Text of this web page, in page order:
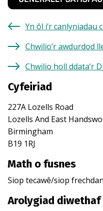
Yn ôl i’r canlyniadau
Chwilio’r awdurdod
Chwilio holl ddata’r
Cyfeiriad
227A Lozells Road
Lozells And East
Birmingham
B19 1RJ
Math o fusnes
Siop tecawê/siop
Arolygiad diwethaf